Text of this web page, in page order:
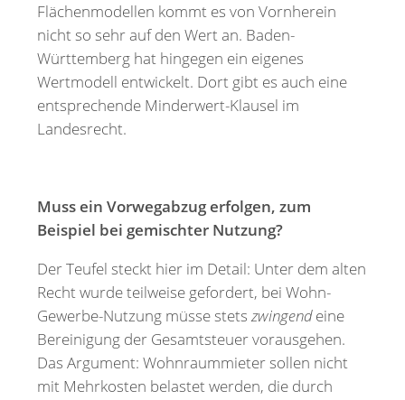
Flächenmodellen kommt es von Vornherein
nicht so sehr auf den Wert an. Baden-
Württemberg hat hingegen ein eigenes
Wertmodell entwickelt. Dort gibt es auch eine
entsprechende Minderwert-Klausel im
Landesrecht.
Muss ein Vorwegabzug erfolgen, zum
Beispiel bei gemischter Nutzung?
Der Teufel steckt hier im Detail: Unter dem alten
Recht wurde teilweise gefordert, bei Wohn-
Gewerbe-Nutzung müsse stetszwingendeine
Bereinigung der Gesamtsteuer vorausgehen.
Das Argument: Wohnraummieter sollen nicht
mit Mehrkosten belastet werden, die durch